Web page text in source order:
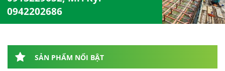
0942202686
SẢN PHẨM NỔI BẬT